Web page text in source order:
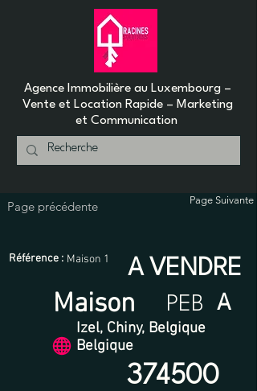
Agence Immobilière au Luxembourg –
Vente et Location Rapide – Marketing
et Communication
Page précédente
Maison 1
Référence : A VENDRE
< Back
Maison
Izel, Chiny, Belgique
Belgique
PEB A
374500
Page Suivante